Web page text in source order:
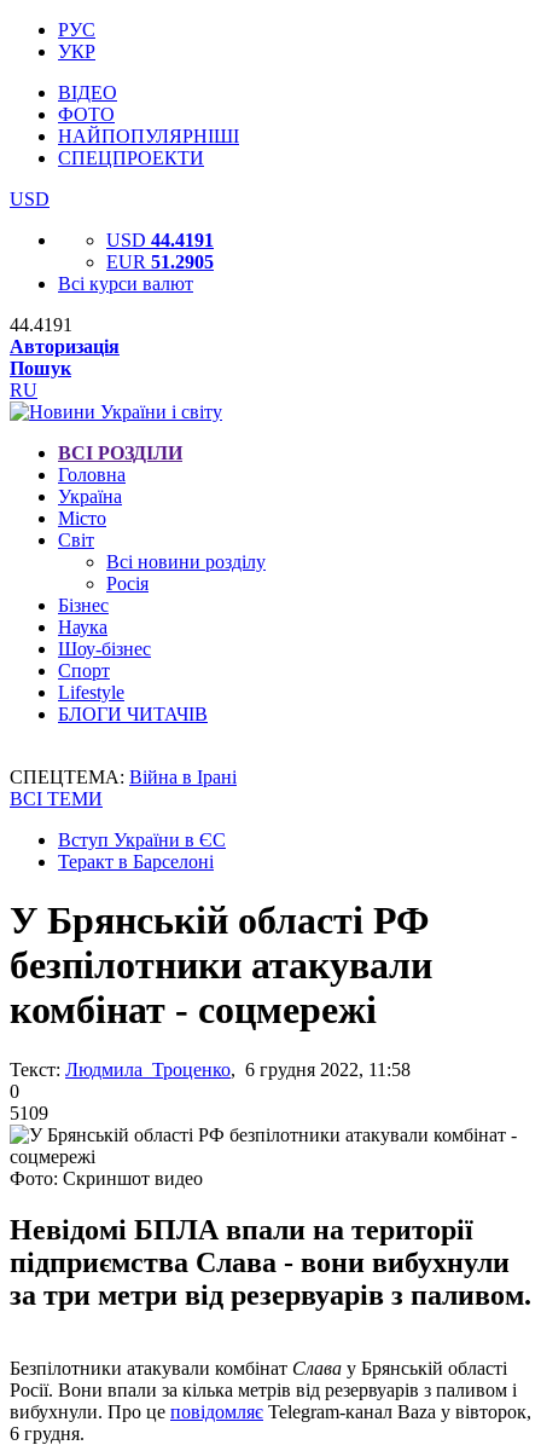
РУС
УКР
ВІДЕО
ФОТО
НАЙПОПУЛЯРНІШІ
СПЕЦПРОЕКТИ
USD
USD 44.4191
EUR 51.2905
Всі курси валют
44.4191
Авторизація
Пошук
RU
ВСІ РОЗДІЛИ
Головна
Україна
Місто
Світ
Всі новини розділу
Росія
Бізнес
Наука
Шоу-бізнес
Спорт
Lifestyle
БЛОГИ ЧИТАЧІВ
СПЕЦТЕМА: Війна в Ірані
ВСІ ТЕМИ
Вступ України в ЄС
Теракт в Барселоні
У Брянській області РФ
безпілотники атакували
комбінат - соцмережі
Текст: Людмила Троценко, 6 грудня 2022, 11:58
0
5109
Фото: Скриншот видео
Невідомі БПЛА впали на території
підприємства Слава - вони вибухнули
за три метри від резервуарів з паливом.
Безпілотники атакували комбінат Слава у Брянській області
Росії. Вони впали за кілька метрів від резервуарів з паливом і
вибухнули. Про це повідомляє Telegram-канал Baza у вівторок,
6 грудня.